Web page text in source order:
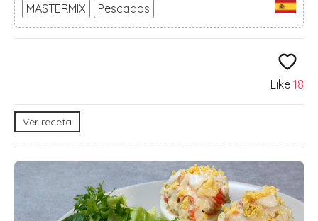
MASTERMIX Pescados
Like 18
Ver receta